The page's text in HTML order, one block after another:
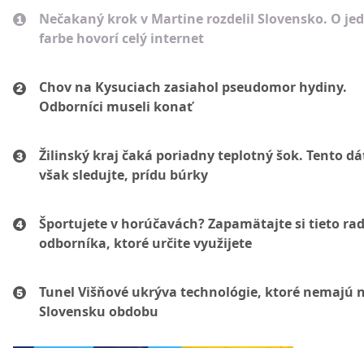
Nečakaný krok v Martine rozdelil Slovensko. O
farbe hovorí celý internet
Chov na Kysuciach zasiahol pseudomor hydiny.
Odborníci museli konať
Žilinský kraj čaká poriadny teplotný šok. Tento
však sledujte, prídu búrky
Športujete v horúčavách? Zapamätajte si tieto
odborníka, ktoré určite využijete
Tunel Višňové ukrýva technológie, ktoré nemajú
Slovensku obdobu